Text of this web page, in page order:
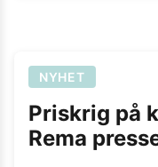
NYHET
Priskrig på
Rema